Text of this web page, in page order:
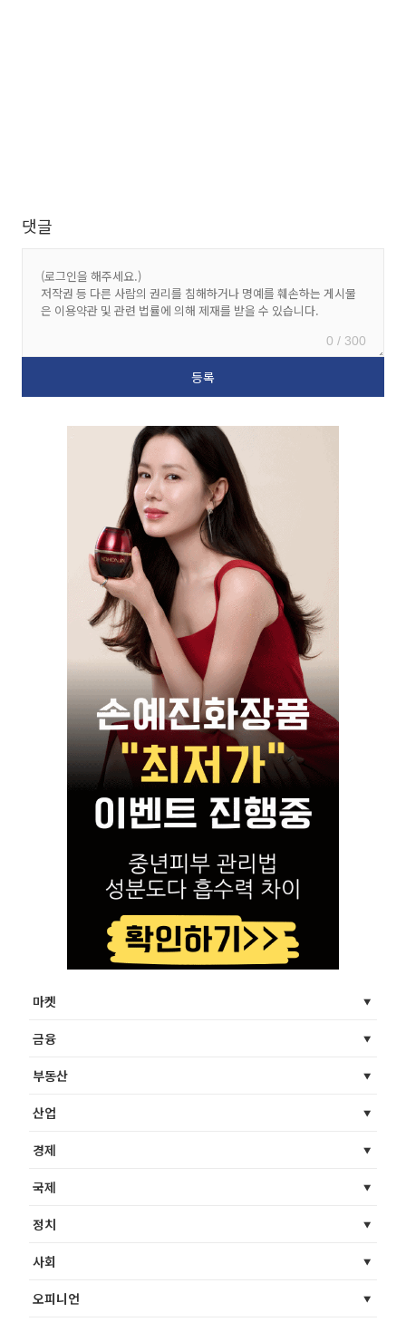
댓글
0 / 300
마켓
금융
부동산
산업
경제
국제
정치
사회
오피니언